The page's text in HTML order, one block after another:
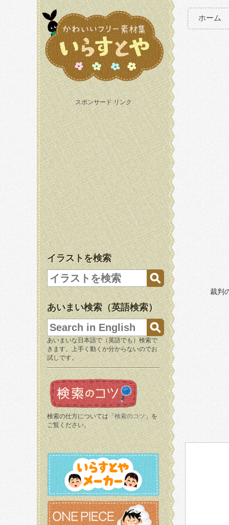
スポンサード リンク
イラストを検索
あいまい検索（英語検索）
あいまいな日本語で（英語でも）検索で
きます。上手く動くか分からないのでお
試しです。
検索の仕方については「 検索のコツ 」を
ご覧ください。
ホーム
裁判